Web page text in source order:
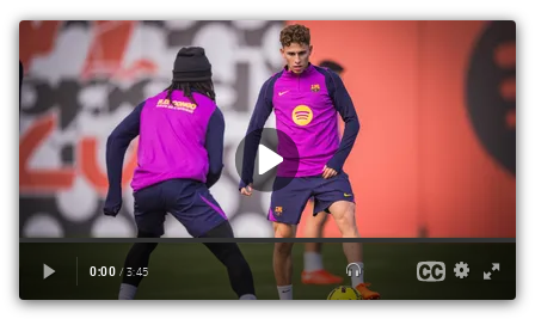
Estadi Johan Cruyff
Barça Cafe
Ciutat Esportiva
La Masia
plusicon
más
Servicios
Servicios Médicos
plusicon
más
Acreditaciones
SUB10 B
SUB9 A
SUB9 B
SUB8 A
SUB8 B
Jugadores
Fotos
Historia
Palmarés
Infantil A
Infantil B
Mini
Entradas
Resultados
Clasificaciones
Jugadores
Fotos
Calendario
Resultados
Clasificaciones
Jugadores
Fotos
Actualidad
Juvenil
Cadete A
Cadete B
Infantil A
PLUSICON
MÁS
Primer equipo
plusicon
más
Actualidad
Calendario
Entradas
Barça Atlètic
plusicon
más
Actualidad
Calendario
Base
plusicon
Actualidad
Campus Verano